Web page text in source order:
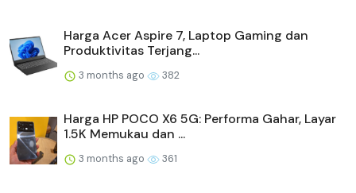
Harga Acer Aspire 7, Laptop Gaming dan
Produktivitas Terjang...
3 months ago 382
Harga HP POCO X6 5G: Performa Gahar, Layar
1.5K Memukau dan ...
3 months ago 361